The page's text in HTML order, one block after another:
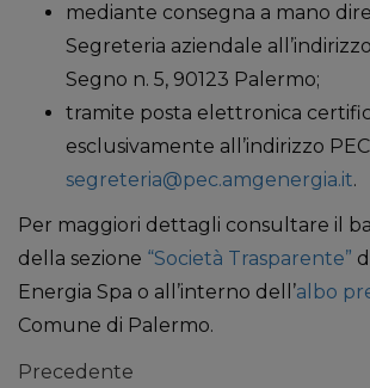
mediante consegna a mano
Segreteria aziendale
Segno n. 5, 90123 Palermo;
tramite posta elettronica
esclusivamente all’indirizzo PEC
segreteria@pec.amgenergia.it.
Per maggiori dettagli consultare il
della sezione “Società Trasparente”
Energia Spa o all’interno dell’albo
Comune di Palermo.
Precedente